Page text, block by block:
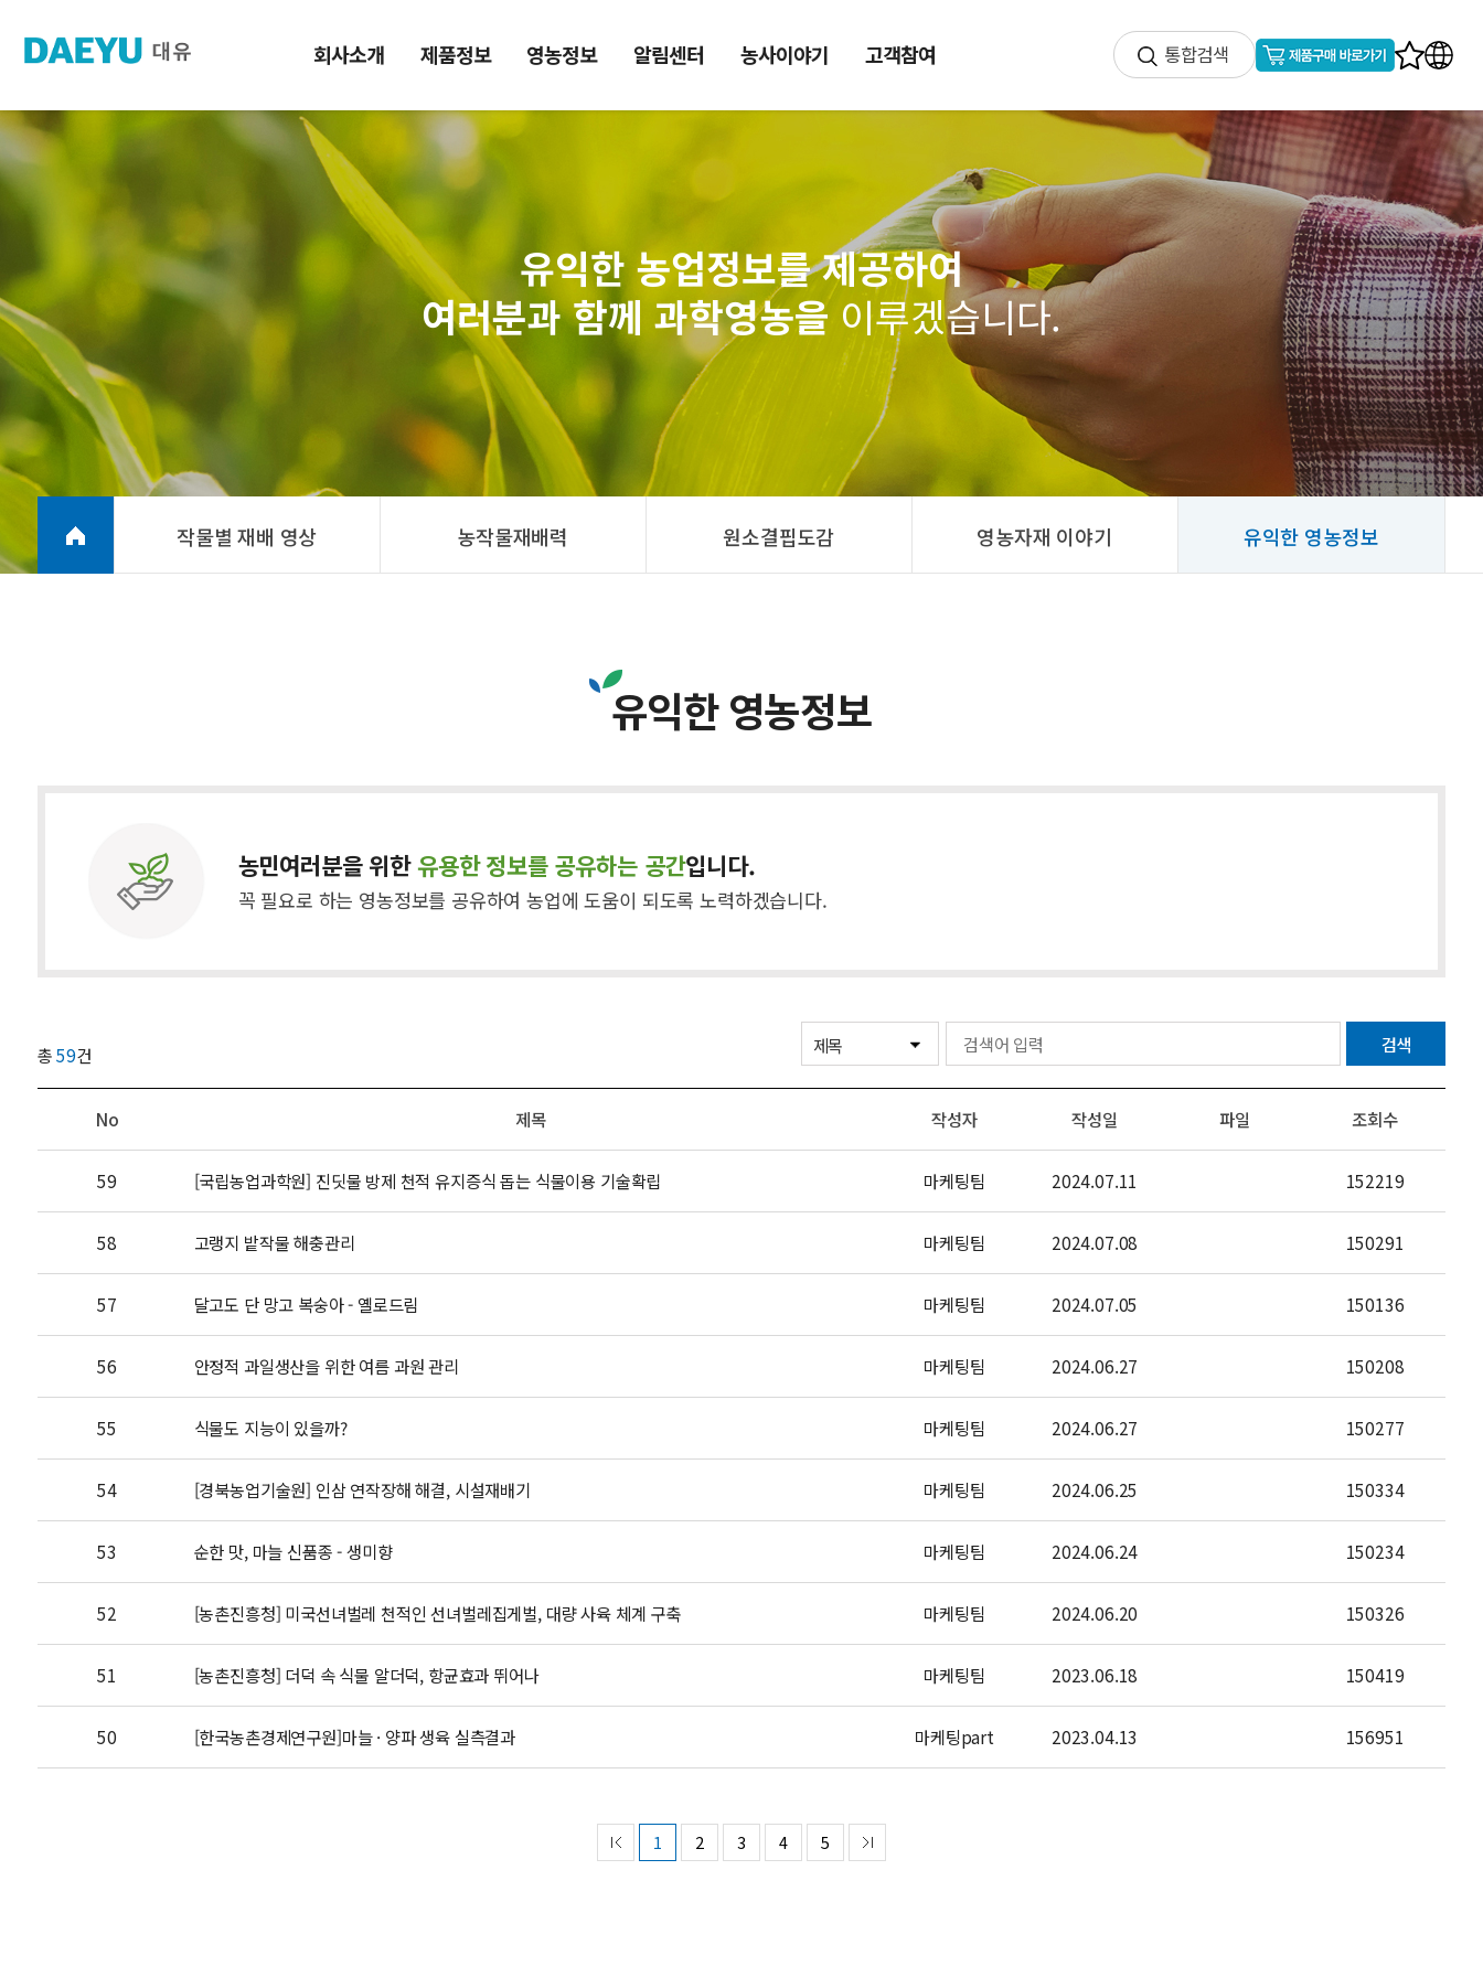
통합검색
회사소개 제품정보 영농정보 알림센터 농사이야기 고객참여
유익한 농업정보를 제공하여
여러분과 함께 과학영농을 이루겠습니다.
작물별 재배 영상 농작물재배력 원소결핍도감 영농자재 이야기 유익한 영농정보
유익한 영농정보
농민여러분을 위한유용한 정보를 공유하는 공간입니다.
꼭 필요로 하는 영농정보를 공유하여 농업에 도움이 되도록 노력하겠습니다.
검색
총59건
No 제목 작성자 작성일 파일 조회수
59 [국립농업과학원] 진딧물 방제 천적 유지증식 돕는 식물이용 기술확립 마케팅팀 2024.07.11 152219
58 고랭지 밭작물 해충관리 마케팅팀 2024.07.08 150291
57 달고도 단 망고 복숭아 - 옐로드림 마케팅팀 2024.07.05 150136
56 안정적 과일생산을 위한 여름 과원 관리 마케팅팀 2024.06.27 150208
55 식물도 지능이 있을까? 마케팅팀 2024.06.27 150277
54 [경북농업기술원] 인삼 연작장해 해결, 시설재배기 마케팅팀 2024.06.25 150334
53 순한 맛, 마늘 신품종 - 생미향 마케팅팀 2024.06.24 150234
52 [농촌진흥청] 미국선녀벌레 천적인 선녀벌레집게벌, 대량 사육 체계 구축 마케팅팀 2024.06.20 150326
51 [농촌진흥청] 더덕 속 식물 알더덕, 항균효과 뛰어나 마케팅팀 2023.06.18 150419
50 [한국농촌경제연구원]마늘 · 양파 생육 실측결과 마케팅part 2023.04.13 156951
1 2 3 4 5